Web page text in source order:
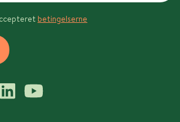
betingelserne